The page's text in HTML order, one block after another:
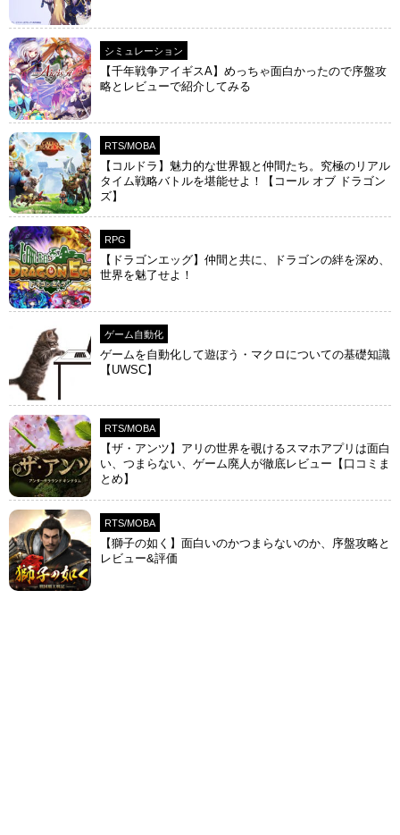
シミュレーション
【千年戦争アイギスA】めっちゃ面白かったので序盤攻
略とレビューで紹介してみる
RTS/MOBA
【コルドラ】魅力的な世界観と仲間たち。究極のリアル
タイム戦略バトルを堪能せよ！【コール オブ ドラゴン
ズ】
RPG
【ドラゴンエッグ】仲間と共に、ドラゴンの絆を深め、
世界を魅了せよ！
ゲーム自動化
ゲームを自動化して遊ぼう・マクロについての基礎知識
【UWSC】
RTS/MOBA
【ザ・アンツ】アリの世界を覗けるスマホアプリは面白
い、つまらない、ゲーム廃人が徹底レビュー【口コミま
とめ】
RTS/MOBA
【獅子の如く】面白いのかつまらないのか、序盤攻略と
レビュー&評価